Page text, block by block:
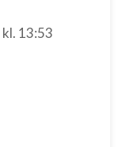
kl. 13:53